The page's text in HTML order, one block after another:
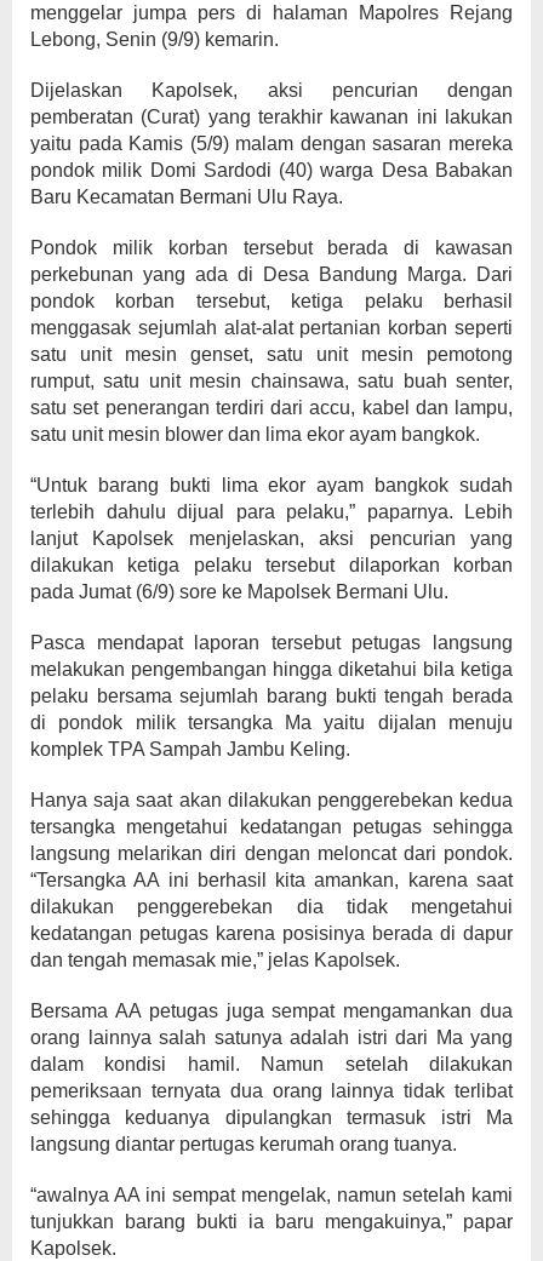
menggelar jumpa pers di halaman Mapolres Rejang
Lebong, Senin (9/9) kemarin.
Dijelaskan Kapolsek, aksi pencurian dengan
pemberatan (Curat) yang terakhir kawanan ini lakukan
yaitu pada Kamis (5/9) malam dengan sasaran mereka
pondok milik Domi Sardodi (40) warga Desa Babakan
Baru Kecamatan Bermani Ulu Raya.
Pondok milik korban tersebut berada di kawasan
perkebunan yang ada di Desa Bandung Marga. Dari
pondok korban tersebut, ketiga pelaku berhasil
menggasak sejumlah alat-alat pertanian korban seperti
satu unit mesin genset, satu unit mesin pemotong
rumput, satu unit mesin chainsawa, satu buah senter,
satu set penerangan terdiri dari accu, kabel dan lampu,
satu unit mesin blower dan lima ekor ayam bangkok.
“Untuk barang bukti lima ekor ayam bangkok sudah
terlebih dahulu dijual para pelaku,” paparnya. Lebih
lanjut Kapolsek menjelaskan, aksi pencurian yang
dilakukan ketiga pelaku tersebut dilaporkan korban
pada Jumat (6/9) sore ke Mapolsek Bermani Ulu.
Pasca mendapat laporan tersebut petugas langsung
melakukan pengembangan hingga diketahui bila ketiga
pelaku bersama sejumlah barang bukti tengah berada
di pondok milik tersangka Ma yaitu dijalan menuju
komplek TPA Sampah Jambu Keling.
Hanya saja saat akan dilakukan penggerebekan kedua
tersangka mengetahui kedatangan petugas sehingga
langsung melarikan diri dengan meloncat dari pondok.
“Tersangka AA ini berhasil kita amankan, karena saat
dilakukan penggerebekan dia tidak mengetahui
kedatangan petugas karena posisinya berada di dapur
dan tengah memasak mie,” jelas Kapolsek.
Bersama AA petugas juga sempat mengamankan dua
orang lainnya salah satunya adalah istri dari Ma yang
dalam kondisi hamil. Namun setelah dilakukan
pemeriksaan ternyata dua orang lainnya tidak terlibat
sehingga keduanya dipulangkan termasuk istri Ma
langsung diantar pertugas kerumah orang tuanya.
“awalnya AA ini sempat mengelak, namun setelah kami
tunjukkan barang bukti ia baru mengakuinya,” papar
Kapolsek.